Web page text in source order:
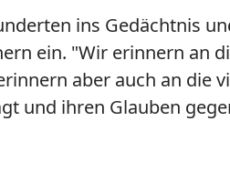
ins Gedächtnis
ein. "Wir erinnern an
aber auch an die
und ihren Glauben